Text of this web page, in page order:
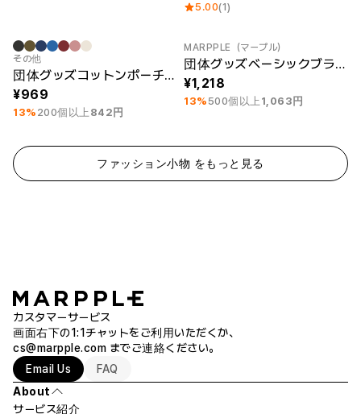
5.00(1)
最小注文数量 30個
その他
団体グッズコットンポーチ（小)
969
13% 200個以上 842円
最小注文数量 30個
MARPPLE（マープル）
団体グッズベーシックブラックポーチ（L)
1,218
13% 500個以上 1,063円
ファッション小物 をもっと見る
カスタマーサービス
画面右下の1:1チャットをご利用いただくか、
cs@marpple.com までご連絡ください。
Email Us
FAQ
About
サービス紹介